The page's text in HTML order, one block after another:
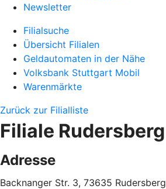
Newsletter
Filialsuche
Übersicht Filialen
Geldautomaten in der Nähe
Volksbank Stuttgart Mobil
Warenmärkte
Zurück zur Filialliste
Filiale Rudersberg
Adresse
Backnanger Str. 3, 73635 Rudersberg